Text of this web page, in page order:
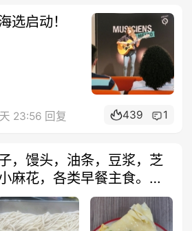
选启动！
23:56 回复 439 1
，馒头，油条，豆浆，芝
麻花，各类早餐主食。午